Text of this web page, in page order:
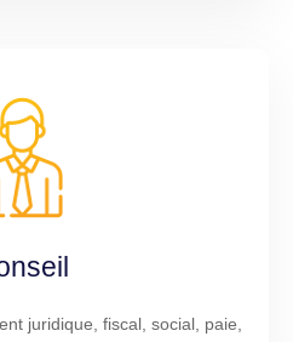
juridique, fiscal, social, paie,